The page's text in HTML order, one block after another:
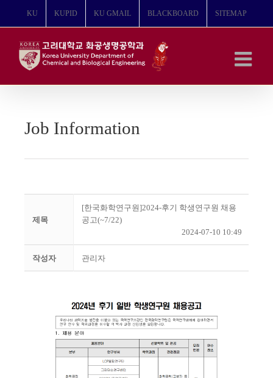
뛰
KU KUPID KU GMAIL BLACKBOARD SITEMAP
Job Information
제목
[한국화학연구원]2024-후기 학생연구원 채용
공고(~7/22)
2024-07-10 10:49
작성자 관리자